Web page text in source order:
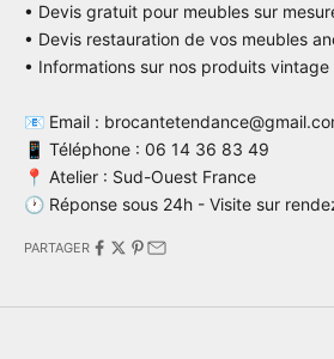
• Devis gratuit pour meubles sur
• Devis restauration de vos meubles
• Informations sur nos produits vintage
📧 Email :
📱 Téléphone : 06 14 36 83 49
📍 Atelier : Sud-Ouest France
🕐 Réponse sous 24h - Visite sur
PARTAGER